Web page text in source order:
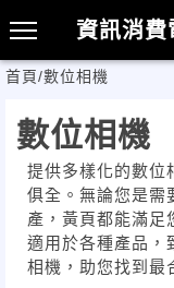
資訊消費
首頁/數位相機
數位相機
提供多樣化的數位
俱全。無論您是需
產，黃頁都能滿足
適用於各種產品，
相機，助您找到最